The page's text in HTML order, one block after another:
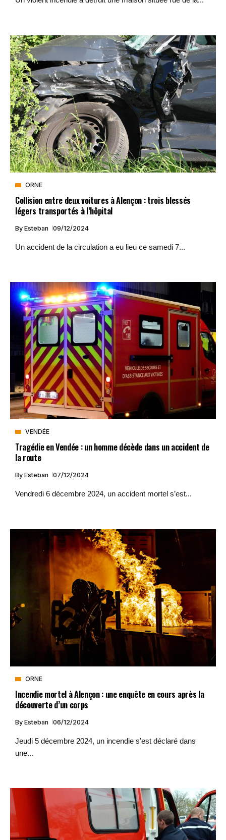
ORNE
Collision entre deux voitures à Alençon : trois blessés
légers transportés à l’hôpital
By Esteban 09/12/2024
Un accident de la circulation a eu lieu ce samedi 7...
VENDÉE
Tragédie en Vendée : un homme décède dans un accident de
la route
By Esteban 07/12/2024
Vendredi 6 décembre 2024, un accident mortel s’est...
ORNE
Incendie mortel à Alençon : une enquête en cours après la
découverte d’un corps
By Esteban 06/12/2024
Jeudi 5 décembre 2024, un incendie s’est déclaré dans
une...